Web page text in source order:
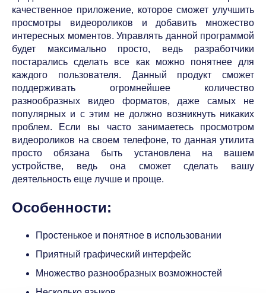
качественное приложение, которое сможет улучшить
просмотры видеороликов и добавить множество
интересных моментов. Управлять данной программой
будет максимально просто, ведь разработчики
постарались сделать все как можно понятнее для
каждого пользователя. Данный продукт сможет
поддерживать огромнейшее количество
разнообразных видео форматов, даже самых не
популярных и с этим не должно возникнуть никаких
проблем. Если вы часто занимаетесь просмотром
видеороликов на своем телефоне, то данная утилита
просто обязана быть установлена на вашем
устройстве, ведь она сможет сделать вашу
деятельность еще лучше и проще.
Особенности:
Простенькое и понятное в использовании
Приятный графический интерфейс
Множество разнообразных возможностей